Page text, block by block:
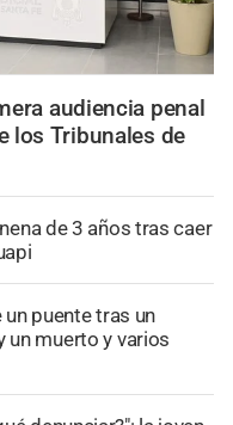
audiencia penal
los Tribunales de
de 3 años tras caer
puente tras un
un muerto y varios